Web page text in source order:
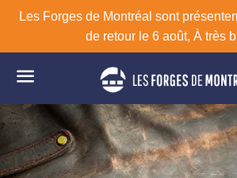
Les Forges de Montréal sont
de retour le 6 août, À très
Menu